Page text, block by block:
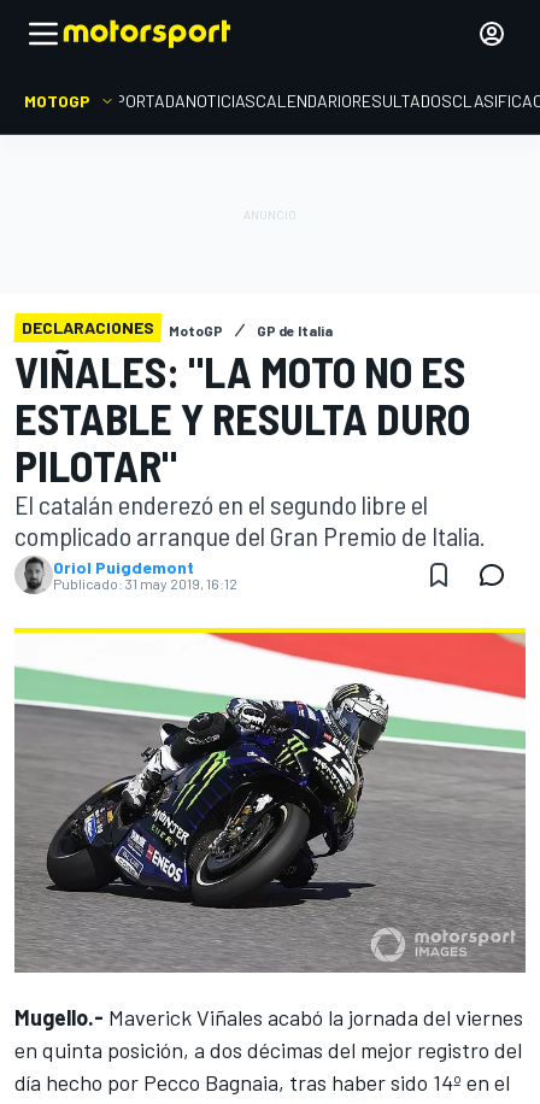
MOTOGP PORTADANOTICIASCALENDARIORESULTADOS
DECLARACIONES MotoGP GP de Italia
VIÑALES: "LA MOTO NO ES
ESTABLE Y RESULTA DURO
PILOTAR"
El catalán enderezó en el segundo libre el
complicado arranque del Gran Premio de Italia.
Oriol Puigdemont
Publicado: 31 may 2019, 16:12
Mugello.- Maverick Viñales acabó la jornada del viernes
en quinta posición, a dos décimas del mejor registro del
día hecho por Pecco Bagnaia, tras haber sido 14º en el